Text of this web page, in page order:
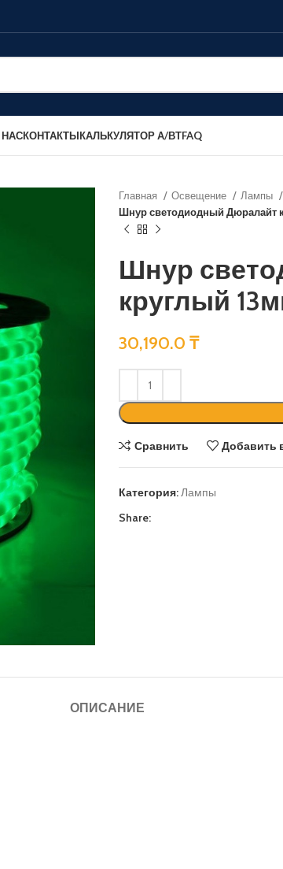
КОНТАКТЫКАЛЬКУЛЯТОР А/ВТFAQ
Главная Освещение
Лампы
Шнур светодиодный Дюралайт
Шнур
круглый
30,190.0 ₸
Сравнить Добавить
Категория:Лампы
Share:
ОПИСАНИЕ